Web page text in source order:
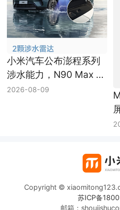
小米汽车公布澎程系列
涉水能力，N90 Max 最
高涉水深度 750mm
2026-08-09
Copyright ©
苏ICP备
邮箱：